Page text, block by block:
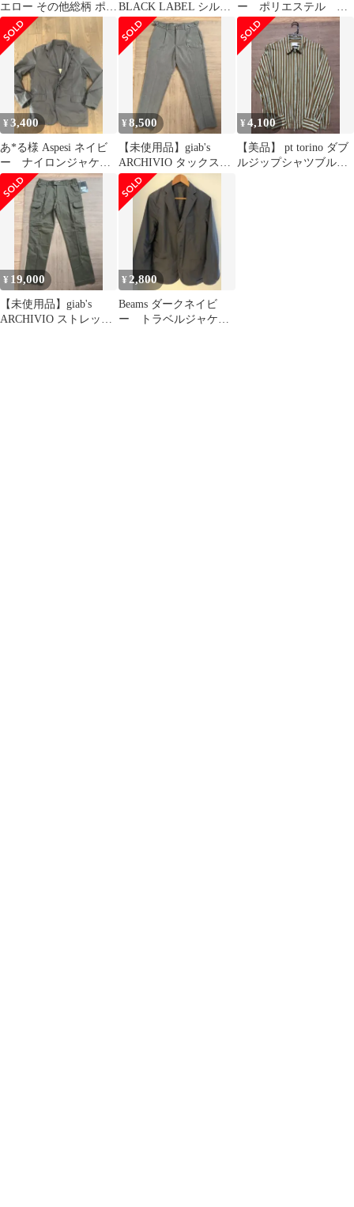
エロー その他総柄 ポイ
ンテッドトゥ 太ヒール
～3cm ストラップあり
レディース
BLACK LABEL シルク
ネクタイ ブラック
ー ポリエステル テ
ーラードジャケット
¥3,400
あ*る様 Aspesi ネイビ
ー ナイロンジャケッ
ト
¥8,500
【未使用品】giab's
ARCHIVIO タックスラ
ックスパンツ 48
¥4,100
【美品】 pt torino ダブ
ルジップシャツブルゾ
¥ 19,000
【未使用品】giab's
ARCHIVIO ストレッチ
¥ 2,800
Beams ダークネイビ
ー トラベルジャケッ